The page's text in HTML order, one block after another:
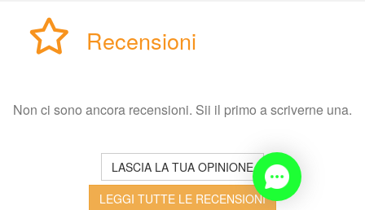
Recensioni
Non ci sono ancora recensioni. Sii il primo a scriverne una.
LASCIA LA TUA OPINIONE
LEGGI TUTTE LE RECENSIONI